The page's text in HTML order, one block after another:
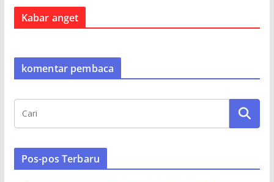
Kabar anget
komentar pembaca
Pos-pos Terbaru